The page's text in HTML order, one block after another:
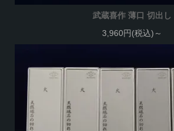
武蔵喜作 薄口 切出し
3,960円(税込)～